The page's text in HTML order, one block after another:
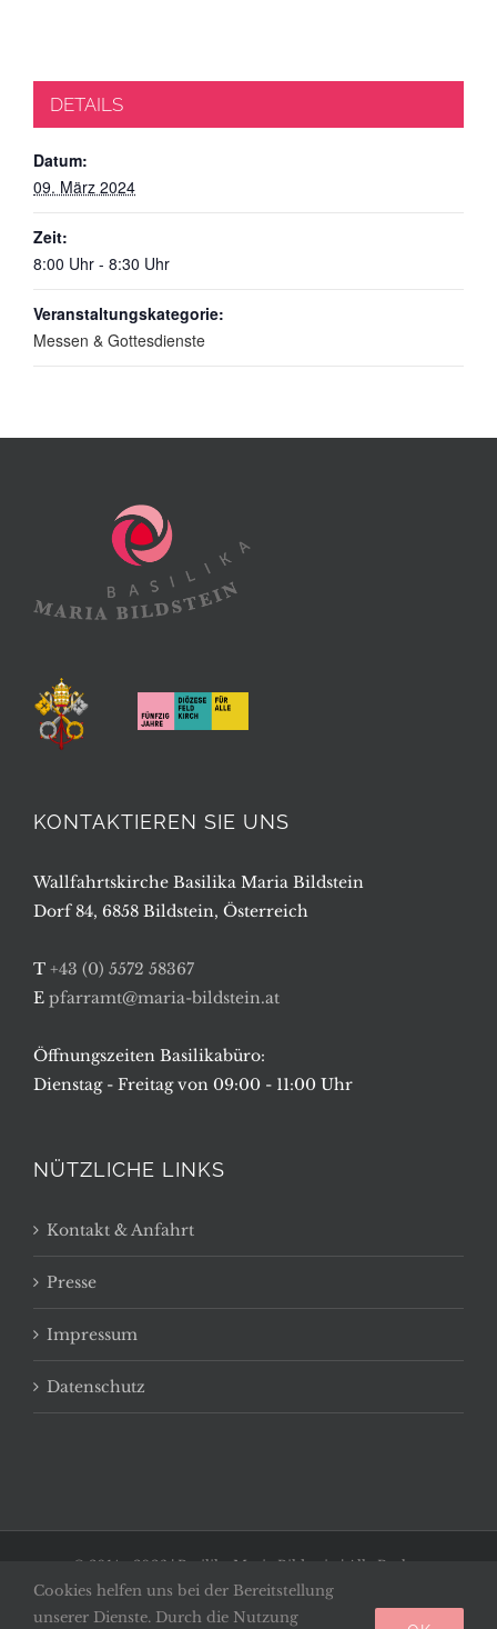
DETAILS
Datum:
09. März 2024
Zeit:
8:00 Uhr - 8:30 Uhr
Veranstaltungskategorie:
Messen & Gottesdienste
KONTAKTIEREN SIE UNS
Wallfahrtskirche Basilika Maria Bildstein
Dorf 84, 6858 Bildstein, Österreich
T +43 (0) 5572 58367
E pfarramt@maria-bildstein.at
Öffnungszeiten Basilikabüro:
Dienstag - Freitag von 09:00 - 11:00 Uhr
NÜTZLICHE LINKS
Kontakt & Anfahrt
Presse
Impressum
Datenschutz
© 2014 - 2026 | Basilika Maria Bildstein | Alle Rechte
vorbehalten
Cookies helfen uns bei der Bereitstellung
unserer Dienste. Durch die Nutzung